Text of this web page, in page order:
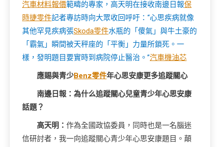
汽車材料報價範疇的專家，高天明在接收南邊日報保
時捷零件記者專訪時向大眾收回呼吁：“心思疾病就像
其他罕見疾病張Skoda零件水瓶的「傻氣」與牛土豪的
「霸氣」瞬間被天秤座的「平衡」力量所鎖死。一
樣，發明題目要實時到病院停止醫治。”汽車機油芯
應賜與青少Benz零件年心思安康更多追蹤關心
南邊日報：為什么追蹤關心兒童青少年心思安康
話題？
高天明： 作為全國政協委員，同時也是一名腦迷
信研討者，我一向追蹤關心青少年心思安康題目。顛